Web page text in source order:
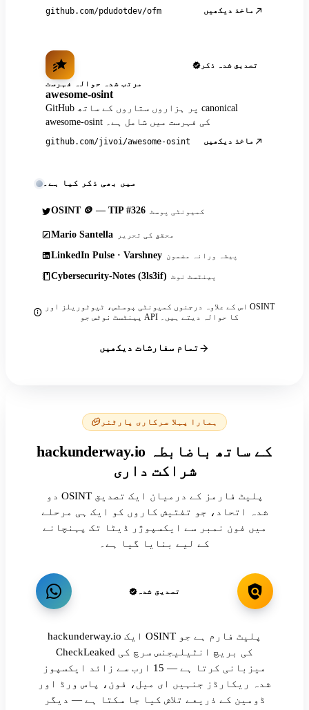
github.com/pdudotdev/ofm ماخذ دیکھیں
تصدیق شدہ ذکر
مرتب شدہ حوالہ فہرست
awesome-osint
GitHub پر ہزاروں ستاروں کے ساتھ canonical
awesome-osint کی فہرست میں شامل ہے۔
github.com/jivoi/awesome-osint ماخذ دیکھیں
میں بھی ذکر کیا ہے۔
OSINT 🪙 — TIP #326 کمیونٹی پوسٹ
Mario Santella محقق کی تحریر
LinkedIn Pulse · Varshney پیشہ ورانہ مضمون
Cybersecurity-Notes (3ls3if) پینٹسٹ نوٹ
اس کے علاوہ درجنوں کمیونٹی پوسٹس، ٹیوٹوریلز اور OSINT
پینٹسٹ نوٹس جو API کا حوالہ دیتے ہیں۔
تمام سفارشات دیکھیں
ہمارا پہلا سرکاری پارٹنر
hackunderway.io کے ساتھ باضابطہ
شراکت داری
دو OSINT پلیٹ فارمز کے درمیان ایک تصدیق
شدہ اتحاد، جو تفتیش کاروں کو ایک ہی مرحلے
میں فون نمبر سے ایکسپوژر ڈیٹا تک پہنچانے
کے لیے بنایا گیا ہے۔
تصدیق شدہ
hackunderway.io ایک OSINT پلیٹ فارم ہے جو
CheckLeaked کی بریچ انٹیلیجنس سرچ کی
میزبانی کرتا ہے — 15 ارب سے زائد ایکسپوز
شدہ ریکارڈز جنہیں ای میل، فون، پاس ورڈ اور
ڈومین کے ذریعے تلاش کیا جا سکتا ہے — دیگر